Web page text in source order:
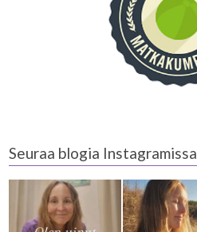
Seuraa blogia Instagramissa